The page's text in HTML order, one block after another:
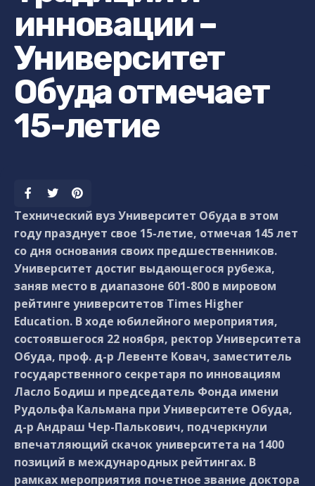
инновации –
Университет
Обуда отмечает
15-летие
Технический вуз Университет Обуда в этом
году празднует свое 15-летие, отмечая 145 лет
со дня основания своих предшественников.
Университет достиг выдающегося рубежа,
заняв место в диапазоне 601-800 в мировом
рейтинге университетов Times Higher
Education. В ходе юбилейного мероприятия,
состоявшегося 22 ноября, ректор Университета
Обуда, проф. д-р Левенте Ковач, заместитель
государственного секретаря по инновациям
Ласло Бодиш и председатель Фонда имени
Рудольфа Кальмана при Университете Обуда,
д-р Андраш Чер-Палькович, подчеркнули
впечатляющий скачок университета на 1400
позиций в международных рейтингах. В
рамках мероприятия почетное звание доктора